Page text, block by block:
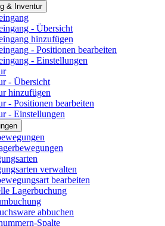
& Inventur
- Übersicht
hinzufügen
- Positionen bearbeiten
- Einstellungen
- Übersicht
hinzufügen
- Positionen bearbeiten
- Einstellungen
verwalten
bearbeiten
Lagerbuchung
abbuchen
Spalte